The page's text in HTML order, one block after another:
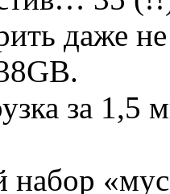
даже
за
набор